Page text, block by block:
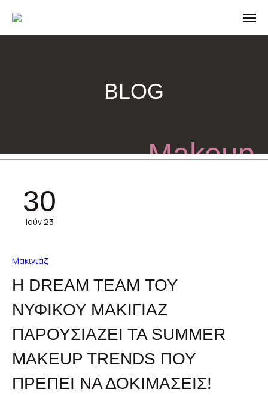
BLOG
Makeup
30
Ιούν 23
Μακιγιάζ
H DREAM TEAM ΤΟΥ
ΝΥΦΙΚΟΎ ΜΑΚΙΓΙΆΖ
ΠΑΡΟΥΣΙΆΖΕΙ ΤΑ SUMMER
MAKEUP TRENDS ΠΟΥ
ΠΡΈΠΕΙ ΝΑ ΔΟΚΙΜΆΣΕΙΣ!